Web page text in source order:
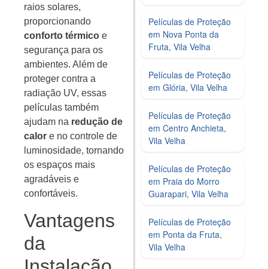
raios solares,
proporcionando
conforto térmico e
segurança para os
ambientes. Além de
proteger contra a
radiação UV, essas
películas também
ajudam na redução de
calor e no controle de
luminosidade, tornando
os espaços mais
agradáveis e
confortáveis.
Vantagens
da
Películas de Proteção
em Nova Ponta da
Fruta, Vila Velha
Películas de Proteção
em Glória, Vila Velha
Películas de Proteção
em Centro Anchieta,
Vila Velha
Películas de Proteção
em Praia do Morro
Guarapari, Vila Velha
Películas de Proteção
em Ponta da Fruta,
Vila Velha